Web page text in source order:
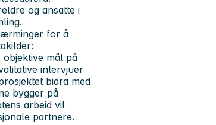
og ansatte i
for å
mål på
intervjuer
bidra med
bygger på
arbeid vil
partnere.